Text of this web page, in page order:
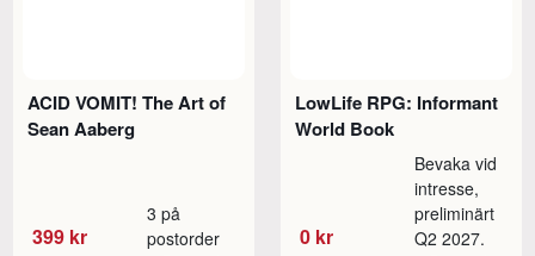
ACID VOMIT! The Art of
Sean Aaberg
399 kr
3 på
postorder
LowLife RPG: Informant
World Book
0 kr
Bevaka vid
intresse,
preliminärt
Q2 2027.